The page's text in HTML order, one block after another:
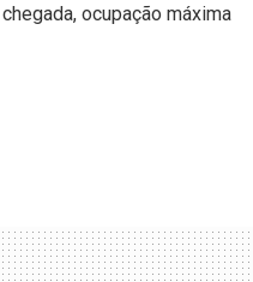
ocupação máxima